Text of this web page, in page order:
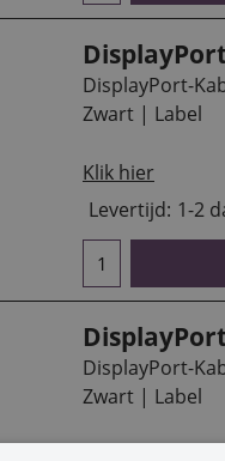
DisplayPort-
Zwart | Label
Klik hier
Levertijd: 1-2
DisplayPort-
Zwart | Label